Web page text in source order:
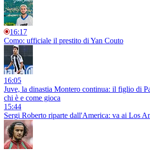
16:17
Como: ufficiale il prestito di Yan Couto
16:05
Juve, la dinastia Montero continua: il figlio di
chi è e come gioca
15:44
Sergi Roberto riparte dall'America: va ai Los